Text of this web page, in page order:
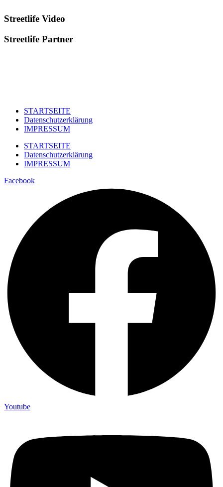
Streetlife Video
Streetlife Partner
STARTSEITE
Datenschutzerklärung
IMPRESSUM
STARTSEITE
Datenschutzerklärung
IMPRESSUM
Facebook
Youtube